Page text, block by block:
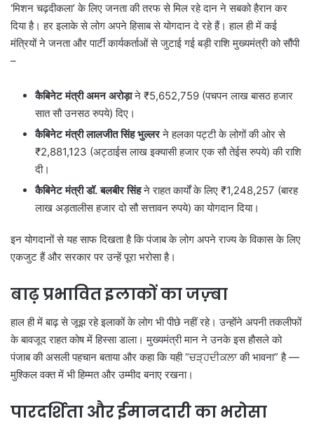
‘मिशन चढ़दीकला’ के लिए जनता की तरफ से मिल रहे दान ने सबको हैरान कर
दिया है। हर इलाके से लोग अपने हिसाब से योगदान दे रहे हैं। हाल ही में कई
मंत्रियों ने जनता और पार्टी कार्यकर्ताओं से जुटाई गई बड़ी राशि मुख्यमंत्री को सौंपी
–
कैबिनेट मंत्री अमन अरोड़ाने ₹5,652,759 (पचपन लाख बासठ हजार
सात सौ उनसठ रुपये) दिए।
कैबिनेट मंत्री लालजीत सिंह भुल्लरने हलका पट्टी के लोगों की ओर से
₹2,881,123 (अट्ठाईस लाख इक्यासी हजार एक सौ तेईस रुपये) की राशि
दी।
कैबिनेट मंत्री डॉ. बलबीर सिंहने राहत कार्यों के लिए ₹1,248,257 (बारह
लाख अड़तालीस हजार दो सौ सत्तावन रुपये) का योगदान दिया।
इन योगदानों से यह साफ दिखता है कि पंजाब के लोग अपने राज्य के विकास के लिए
एकजुट हैं और सरकार पर उन्हें पूरा भरोसा है।
बाढ़ प्रभावित इलाकों का जज़्बा
हाल ही में बाढ़ से जूझ रहे इलाकों के लोग भी पीछे नहीं रहे। उन्होंने अपनी तकलीफों
के बावजूद राहत कोष में हिस्सा डाला। मुख्यमंत्री मान ने उनके इस हौसले को
पंजाब की असली पहचान बताया और कहा कि यही “ਚੜ੍ਹਦੀਕਲਾ की भावना” है —
मुश्किल वक्त में भी हिम्मत और उम्मीद बनाए रखना।
पारदर्शिता और ईमानदारी का भरोसा